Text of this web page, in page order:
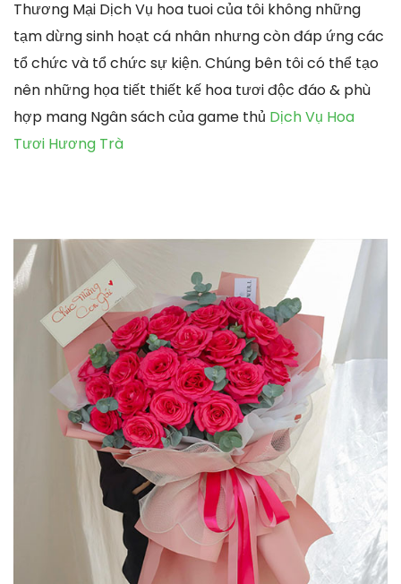
Thương Mại Dịch Vụ hoa tuoi của tôi không những
tạm dừng sinh hoạt cá nhân nhưng còn đáp ứng các
tổ chức và tổ chức sự kiện. Chúng bên tôi có thể tạo
nên những họa tiết thiết kế hoa tươi độc đáo & phù
hợp mang Ngân sách của game thủ Dịch Vụ Hoa
Tươi Hương Trà